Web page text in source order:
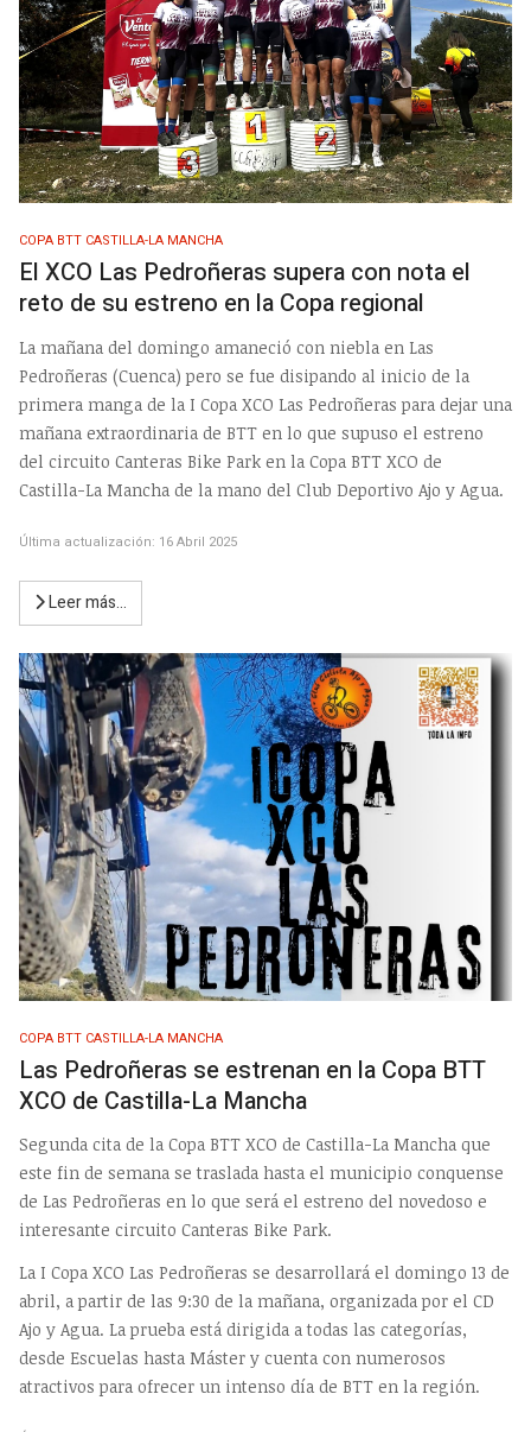
COPA BTT CASTILLA-LA MANCHA
El XCO Las Pedroñeras supera con nota el
reto de su estreno en la Copa regional
La mañana del domingo amaneció con niebla en Las
Pedroñeras (Cuenca) pero se fue disipando al inicio de la
primera manga de la I Copa XCO Las Pedroñeras para dejar una
mañana extraordinaria de BTT en lo que supuso el estreno
del circuito Canteras Bike Park en la Copa BTT XCO de
Castilla-La Mancha de la mano del Club Deportivo Ajo y Agua.
Última actualización: 16 Abril 2025
Leer más…
COPA BTT CASTILLA-LA MANCHA
Las Pedroñeras se estrenan en la Copa BTT
XCO de Castilla-La Mancha
Segunda cita de la Copa BTT XCO de Castilla-La Mancha que
este fin de semana se traslada hasta el municipio conquense
de Las Pedroñeras en lo que será el estreno del novedoso e
interesante circuito Canteras Bike Park.
La I Copa XCO Las Pedroñeras se desarrollará el domingo 13 de
abril, a partir de las 9:30 de la mañana, organizada por el CD
Ajo y Agua. La prueba está dirigida a todas las categorías,
desde Escuelas hasta Máster y cuenta con numerosos
atractivos para ofrecer un intenso día de BTT en la región.